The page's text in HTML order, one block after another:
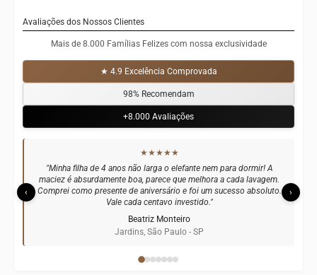
Avaliações dos Nossos Clientes
Mais de 8.000 Famílias Felizes com nossa exclusividade
★ 4.9 Excelência Comprovada
98% Recomendam
+8.000 Avaliações
‹ ›
★★★★★
"Presenti meu sobrinho e a mãe dele me ligou emocionada. O
tamanho gigante superou todas as expectativas e a qualidade das
costuras é impressionante. Já indiquei para todas as minhas amigas
do grupo de mães."
Carolina Figueiredo
Leblon, Rio de Janeiro - RJ